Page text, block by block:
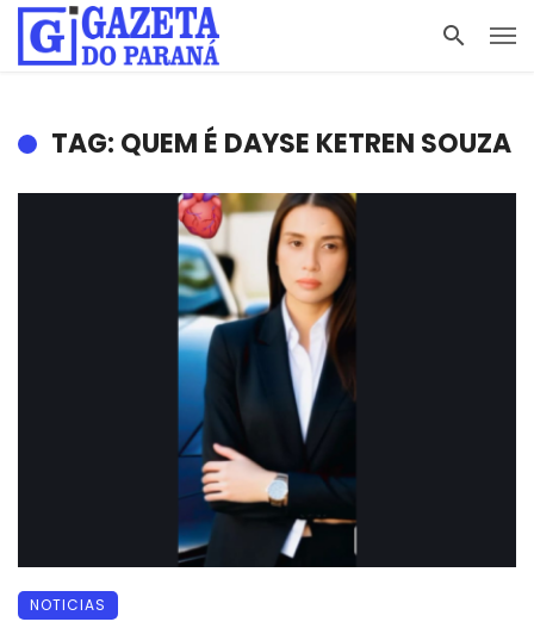
TAG: QUEM É DAYSE KETREN SOUZA
NOTICIAS